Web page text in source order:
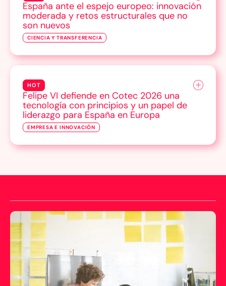
España ante el espejo europeo: innovación
moderada y retos estructurales que no
son nuevos
CIENCIA Y TRANSFERENCIA
HOT
Felipe VI defiende en Cotec 2026 una
tecnología con principios y un papel de
liderazgo para España en Europa
EMPRESA E INNOVACIÓN